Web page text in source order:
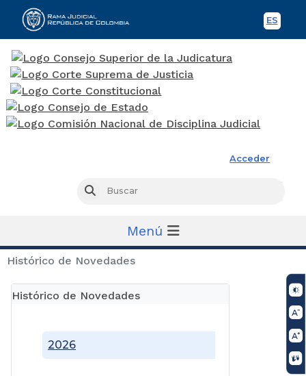
ES
Acceder
Buscar
Menú
Histórico de Novedades
Histórico de Novedades
2026